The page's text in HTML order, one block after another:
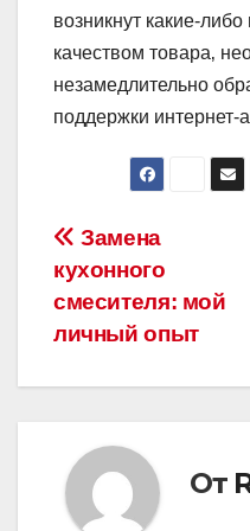
возникнут какие-
качеством товара‚
незамедлительно
поддержки интернет-
Навигация
по
записям
Замена
кухонного
смесителя: мой
личный опыт
От